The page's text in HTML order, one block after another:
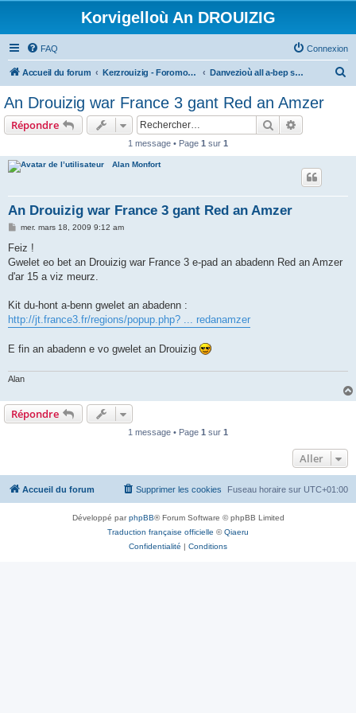
Korvigelloù An DROUIZIG
FAQ Connexion
Accueil du forum Kerzrouizig - Foromoù An Drouizig Danvezioù all a-bep seurt
An Drouizig war France 3 gant Red an Amzer
Répondre Rechercher
1 message • Page 1 sur 1
Alan Monfort
An Drouizig war France 3 gant Red an Amzer
M
s
a
g
mer. mars 18, 2009 9:12 am
Feiz !
Gwelet eo bet an Drouizig war France 3 e-pad an abadenn Red an Amzer
d'ar 15 a viz meurz.
Kit du-hont a-benn gwelet an abadenn :
http://jt.france3.fr/regions/popup.php? ... redanamzer
E fin an abadenn e vo gwelet an Drouizig
Alan
Répondre
1 message • Page 1 sur 1
Aller
Accueil du forum Fuseau horaire sur UTC+01:00
Supprimer les cookies
Développé parphpBB® Forum Software © phpBB Limited
Traduction française officielle ©Qiaeru
Confidentialité | Conditions